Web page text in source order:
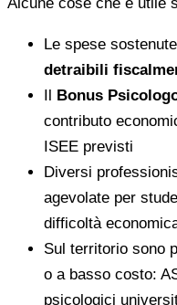
Le spese
detraibili
Il Bonus
contributo
ISEE previsti
Diversi
agevolate per
difficoltà
Sul territorio sono
o a basso costo:
psicologici